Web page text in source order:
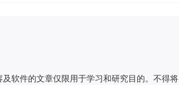
软件的文章仅限用于学习和研究目的。不得将